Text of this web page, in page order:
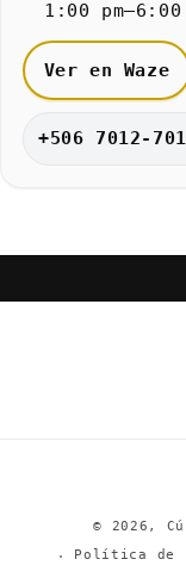
1:00 pm–6:00
Ver en Waze
+506 7012-
© 2026,
Política de